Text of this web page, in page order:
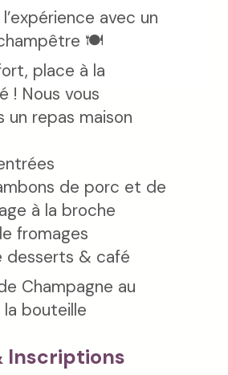
avec un
🍽️
place à la
! Nous vous
un repas maison
de porc et de
à la broche
fromages
desserts & café
Champagne au
bouteille
Inscriptions